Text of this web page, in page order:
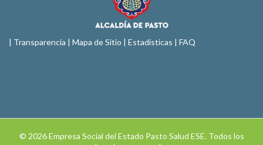
| Transparencia | Mapa de Sitio | Estadísticas | FAQ
© 2026 Empresa Social del Estado Pasto Salud ESE. Todos los